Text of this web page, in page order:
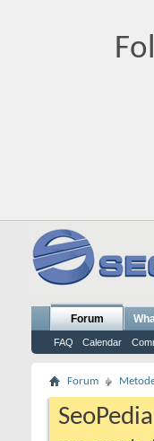
Forum
FAQ Calendar
Forum